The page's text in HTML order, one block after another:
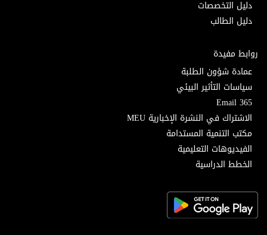
دليل التخصصات
دليل الطالب
روابط مفيدة
عمادة شؤون الطلبة
سياسات التأثير البيئي
Email 365
الاشتراك في النشرة الإخبارية MEU
مكتب التنمية المستدامة
الفيديوهات التعليمية
الخطط الدراسية